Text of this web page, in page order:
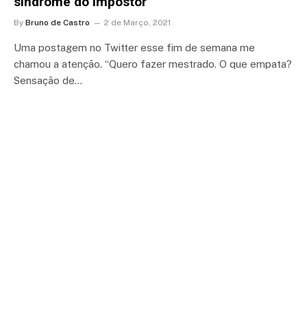
By Bruno de Castro 2 de Março, 2021
Uma postagem no Twitter esse fim de semana me
chamou a atenção. “Quero fazer mestrado. O que empata?
Sensação de…